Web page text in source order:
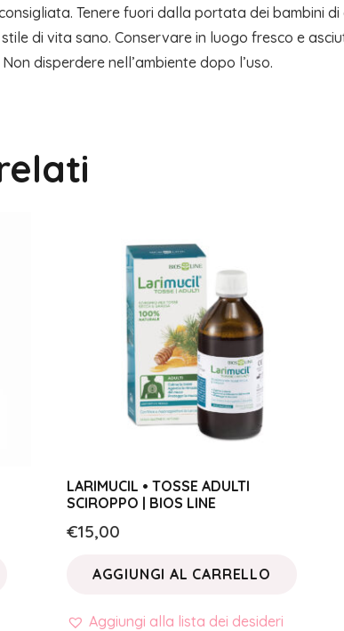
Tenere fuori dalla portata dei bambini
di vita sano. Conservare in luogo fresco e
disperdere nell’ambiente dopo l’uso.
LARIMUCIL • TOSSE ADULTI
SCIROPPO | BIOS LINE
€15,00
AGGIUNGI AL CARRELLO
Aggiungi alla lista dei desideri